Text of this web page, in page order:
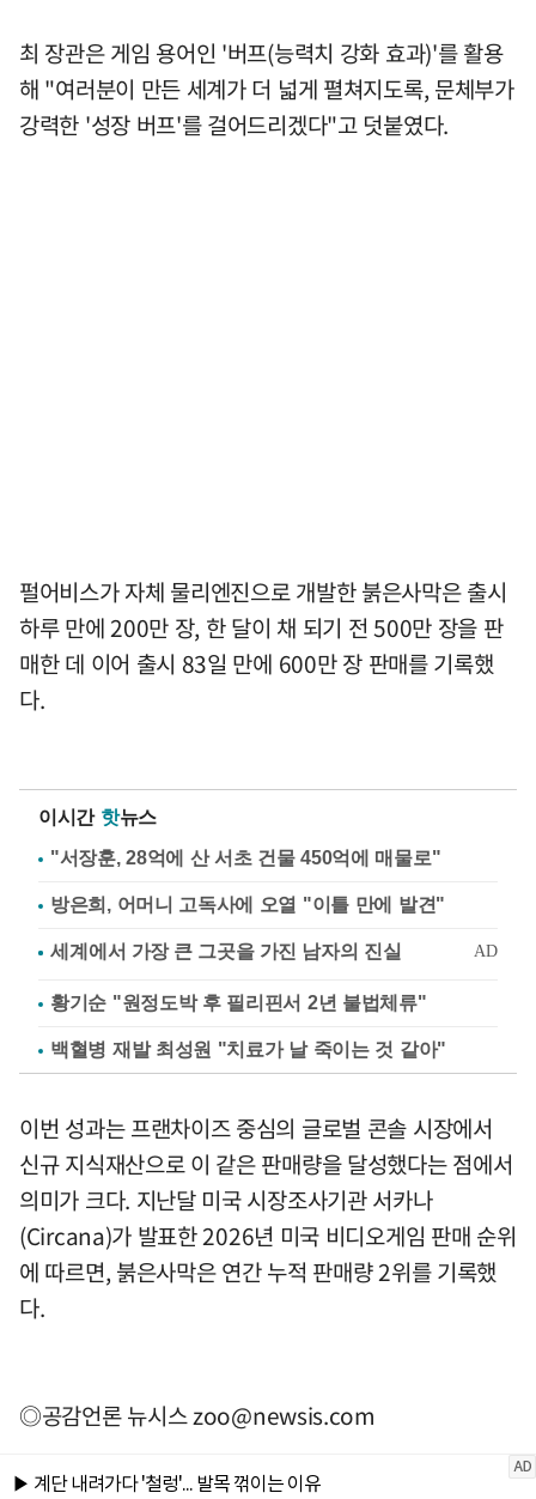
최 장관은 게임 용어인 '버프(능력치 강화 효과)'를 활용
해 "여러분이 만든 세계가 더 넓게 펼쳐지도록, 문체부가
강력한 '성장 버프'를 걸어드리겠다"고 덧붙였다.
펄어비스가 자체 물리엔진으로 개발한 붉은사막은 출시
하루 만에 200만 장, 한 달이 채 되기 전 500만 장을 판
매한 데 이어 출시 83일 만에 600만 장 판매를 기록했
다.
이시간 핫뉴스
"서장훈, 28억에 산 서초 건물 450억에 매물로"
방은희, 어머니 고독사에 오열 "이틀 만에 발견"
황기순 "원정도박 후 필리핀서 2년 불법체류"
백혈병 재발 최성원 "치료가 날 죽이는 것 같아"
이번 성과는 프랜차이즈 중심의 글로벌 콘솔 시장에서
신규 지식재산으로 이 같은 판매량을 달성했다는 점에서
의미가 크다. 지난달 미국 시장조사기관 서카나
(Circana)가 발표한 2026년 미국 비디오게임 판매 순위
에 따르면, 붉은사막은 연간 누적 판매량 2위를 기록했
다.
◎공감언론 뉴시스zoo@newsis.com